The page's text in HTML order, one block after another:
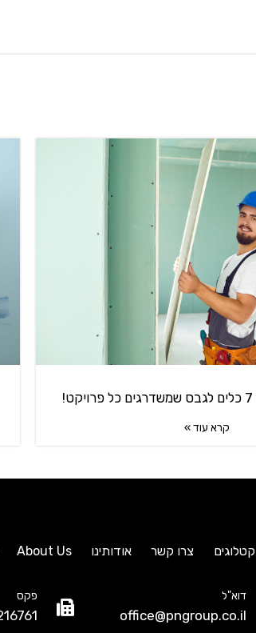
קרא עוד »
קטלוגים צרו קשר אודותינו About Us
דוא"ל
office@pngroup.co.il
פקס